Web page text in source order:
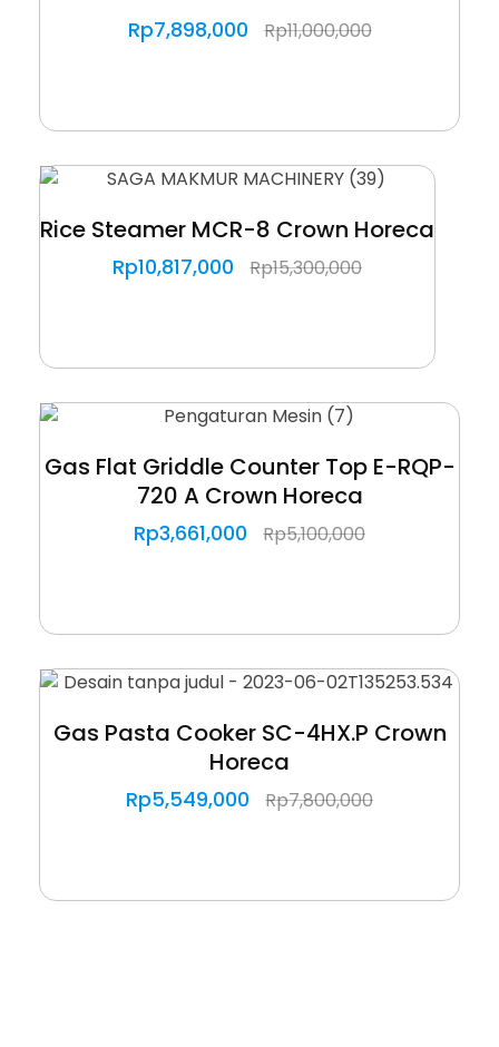
Rp7,898,000 Rp11,000,000
Rice Steamer MCR-8 Crown Horeca
Rp10,817,000 Rp15,300,000
Gas Flat Griddle Counter Top E-RQP-
720 A Crown Horeca
Rp3,661,000 Rp5,100,000
Gas Pasta Cooker SC-4HX.P Crown
Horeca
Rp5,549,000 Rp7,800,000